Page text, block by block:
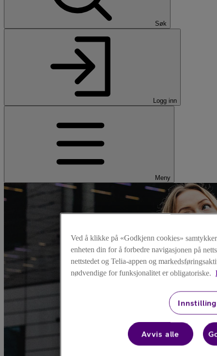
Søk
Logg inn
Meny
Ved å klikke på «Godkjenn cookies»
enheten din for å forbedre navigasjonen på
nettstedet og Telia-appen og
nødvendige for funksjonalitet er obligatoriske.
Avvis alle